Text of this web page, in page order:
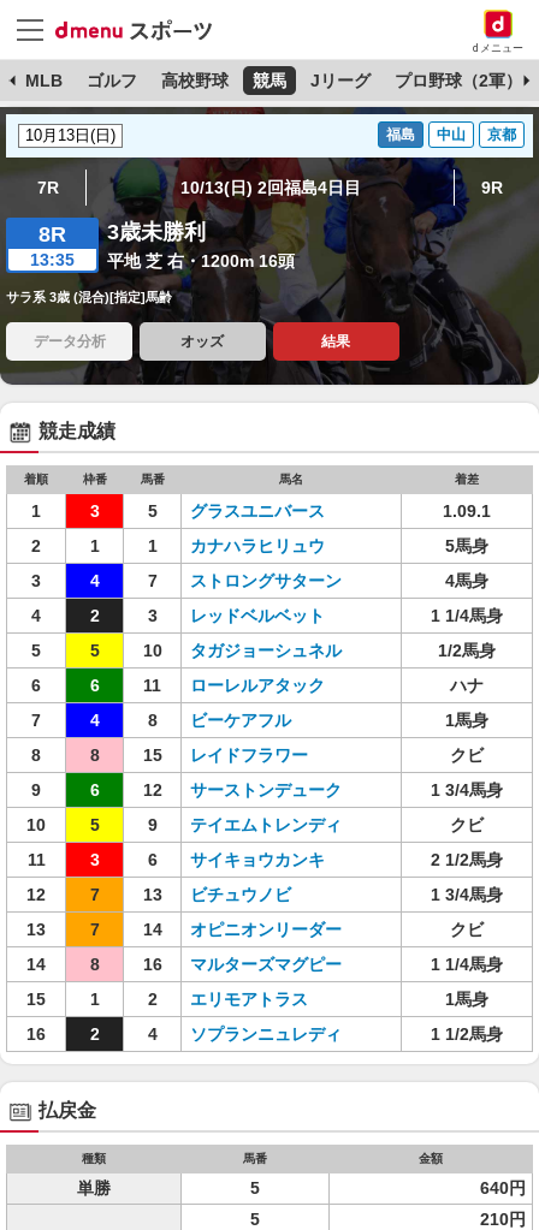
dメニュー
MLB ゴルフ 高校野球 競馬 Jリーグ プロ野球（2軍）
福島 中山 京都
7R 10/13(日) 2回福島4日目 9R
8R
13:35
3歳未勝利
平地 芝 右・1200m 16頭
サラ系 3歳 (混合)[指定]馬齢
データ分析 オッズ 結果
競走成績
着順 枠番 馬番 馬名 着差
1 3 5 グラスユニバース
1.09.1
2
1 1 カナハラヒリュウ
5馬身
3
4 7 ストロングサターン
4馬身
4
2 3 レッドベルベット
1 1/4馬身
5
5 10 タガジョーシュネル
1/2馬身
6
6 11 ローレルアタック
ハナ
7
4 8 ビーケアフル
1馬身
8
8 15 レイドフラワー
クビ
9
6 12 サーストンデューク
1 3/4馬身
10
5 9 テイエムトレンディ
クビ
11
3 6 サイキョウカンキ
2 1/2馬身
12
7 13 ビチュウノビ
1 3/4馬身
13
7 14 オピニオンリーダー
クビ
14
8 16 マルターズマグピー
1 1/4馬身
15
1 2 エリモアトラス
1馬身
16
2 4 ソプランニュレディ 1 1/2馬身
払戻金
種類 馬番 金額
単勝 5 640円
5
210円